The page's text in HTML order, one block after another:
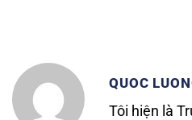
QUOC
Tôi hiện là